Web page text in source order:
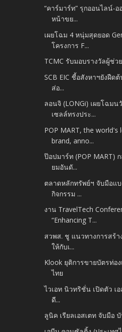
“คาร์มาร์ท” รุกออนไลน์-
หน้าขย...
เผยโฉม 4 หนุ่มสุดยอด
โครงการ F...
TCMC รับมอบรางวัลผู้ช่ว
SCB EIC ชี้อสังหาฯยังฝืด
ส่อ...
ลอนจิ (LONGi) เผยโฉม
เซลล์ทรงประ...
POP MART, the world's
brand, anno...
ป๊อปมาร์ท (POP MART)
ยมอันดั...
ตลาดหลักทรัพย์ฯ จับมือแ
กิจกรรม ...
งาน TravelTech
“Enhancing T...
สวพส. ชู แนวทางการสร้
ให้กับเ...
Klook ยุติการขายบัตรท่อ
ไทย
ไวเอท นิวทริชั่น เปิดตัว เ
ดี...
ลูนิค เรียลเอสเตท จับมือ